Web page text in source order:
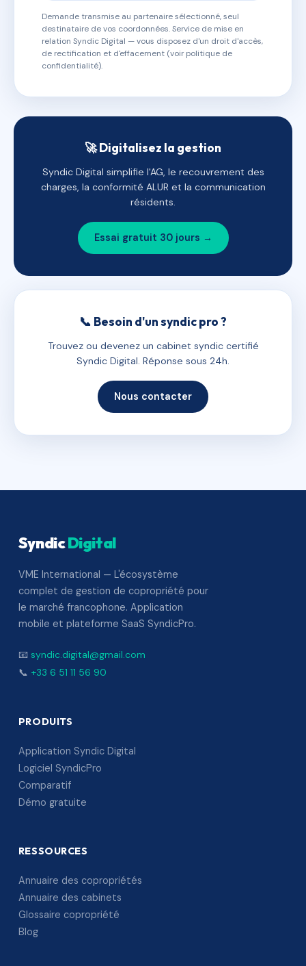
Demande transmise au partenaire sélectionné, seul
destinataire de vos coordonnées. Service de mise en
relation Syndic Digital — vous disposez d'un droit d'accès,
de rectification et d'effacement (voir politique de
confidentialité).
🚀 Digitalisez la gestion
Syndic Digital simplifie l'AG, le recouvrement des
charges, la conformité ALUR et la communication
résidents.
Essai gratuit 30 jours →
📞 Besoin d'un syndic pro ?
Trouvez ou devenez un cabinet syndic certifié
Syndic Digital. Réponse sous 24h.
Nous contacter
SyndicDigital
VME International — L'écosystème
complet de gestion de copropriété pour
le marché francophone. Application
mobile et plateforme SaaS SyndicPro.
📧 syndic.digital@gmail.com
📞 +33 6 51 11 56 90
PRODUITS
Application Syndic Digital
Logiciel SyndicPro
Comparatif
Démo gratuite
RESSOURCES
Annuaire des copropriétés
Annuaire des cabinets
Glossaire copropriété
Blog